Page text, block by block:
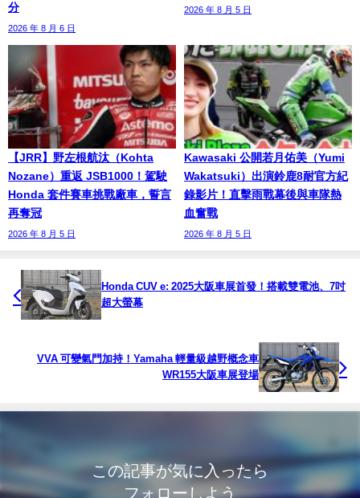
分
2026 年 8 月 6 日
2026 年 8 月 5 日
【JRR】野左根航汰（Kohta
Nozane）重返 JSB1000！駕駛
Honda 套件賽車挑戰廠車，誓言
再奪冠
2026 年 8 月 5 日
Kawasaki 公開若月佑美（Yumi
Wakatsuki）出演鈴鹿8耐官方紀
錄影片！直擊雨戰幕後與車隊熱
血奮戰
2026 年 8 月 5 日
Honda CUV e: 2025大阪車展首發！搭載雙電池、7吋
超大螢幕
VVA 可變氣門加持！Yamaha 輕量級越野概念車
WR155大阪車展登場
この記事が気に入ったら
フォローしよう